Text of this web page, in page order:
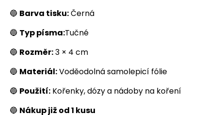
🔵 Barva tisku:Černá
🔵 Typ písma:Tučné
🔵 Rozměr:3 × 4 cm
🔵 Materiál:Voděodolná samolepicí fólie
🔵 Použití: Kořenky, dózy a nádoby na koření
🔵 Nákup již od 1 kusu